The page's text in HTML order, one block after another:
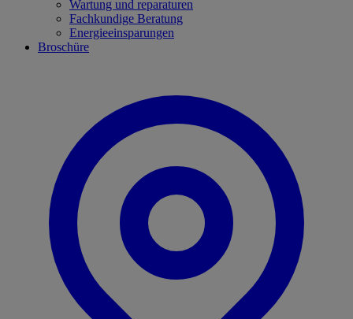
Wartung und reparaturen
Fachkundige Beratung
Energieeinsparungen
Broschüre